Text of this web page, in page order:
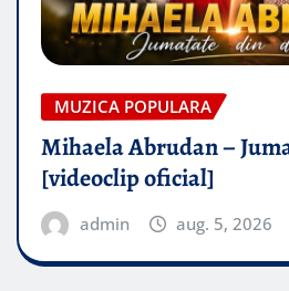
MUZICA POPULARA
Mihaela Abrudan –
[videoclip oficial]
admin aug. 5, 2026